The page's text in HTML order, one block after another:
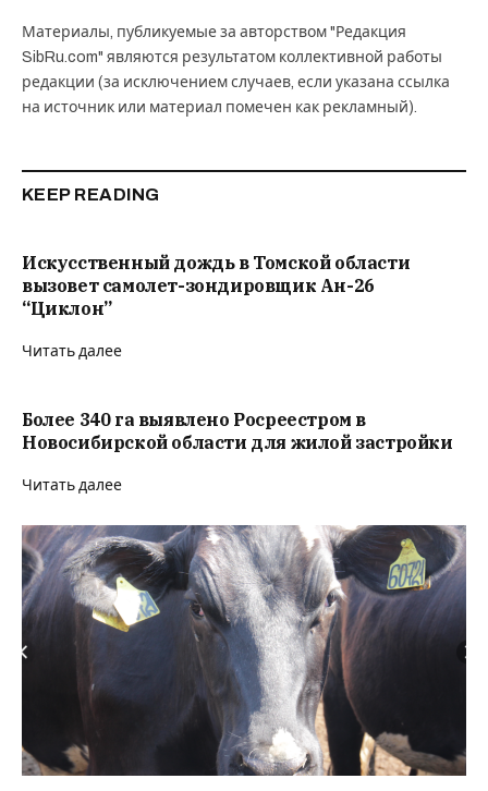
Материалы, публикуемые за авторством "Редакция
SibRu.com" являются результатом коллективной работы
редакции (за исключением случаев, если указана ссылка
на источник или материал помечен как рекламный).
KEEP READING
Искусственный дождь в Томской области
вызовет самолет-зондировщик Ан-26
“Циклон”
Читать далее
Более 340 га выявлено Росреестром в
Новосибирской области для жилой застройки
Читать далее